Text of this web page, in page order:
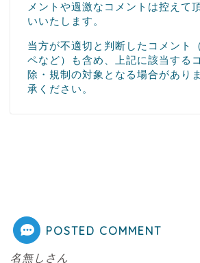
メントや過激なコメントは控えて
いいたします。
当方が不適切と判断したコメント
ペなど）も含め、上記に該当する
除・規制の対象となる場合があり
承ください。
POSTED COMMENT
名無しさん